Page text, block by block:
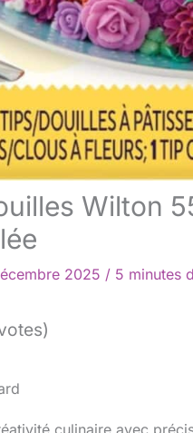
Wilton
2025 / 5 minutes
culinaire avec